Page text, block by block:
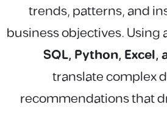
trends, patterns, and
business objectives. Using
SQL, Python, Excel,
translate complex
recommendations that